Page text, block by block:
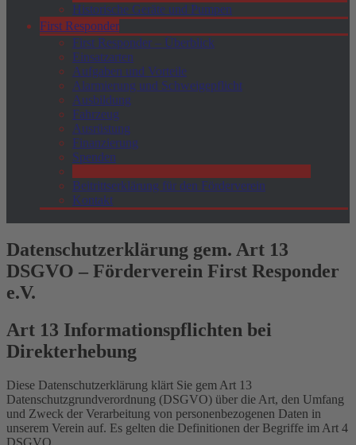
Historische Geräte und Pumpen
First Responder
First Responder – Überblick
Einsatzarten
Aufgaben und Vorteile
Alarmierung und Schweigepflicht
Ausbildung
Fahrzeug
Ausrüstung
Finanzierung
Spenden
Beitrittserklärung für den Förderverein
Kontakt
Datenschutzerklärung gem. Art 13
DSGVO – Förderverein First Responder
e.V.
Art 13 Informationspflichten bei
Direkterhebung
Diese Datenschutzerklärung klärt Sie gem Art 13
Datenschutzgrundverordnung (DSGVO) über die Art, den Umfang
und Zweck der Verarbeitung von personenbezogenen Daten in
unserem Verein auf. Es gelten die Definitionen der Begriffe im Art 4
DSGVO.